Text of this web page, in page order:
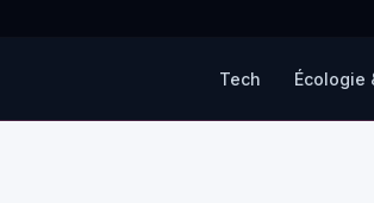
Tech Écologie